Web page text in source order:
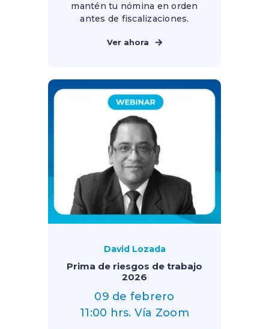
mantén tu nómina en orden
antes de fiscalizaciones.
Ver ahora
David Lozada
Prima de riesgos de trabajo
2026
09 de febrero
11:00 hrs. Vía Zoom